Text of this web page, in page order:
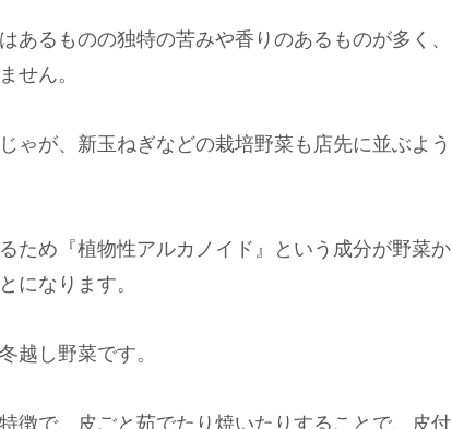
あるものの独特の苦みや香りのあるものが多く、
せん。
ゃが、新玉ねぎなどの栽培野菜も店先に並ぶよう
ため『植物性アルカノイド』という成分が野菜か
になります。
越し野菜です。
徴で、皮ごと茹でたり焼いたりすることで、皮付